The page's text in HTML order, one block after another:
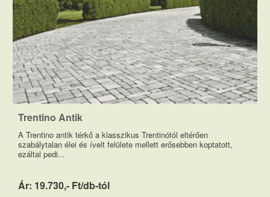
Trentino Antik
A Trentino antik térkő a klasszikus Trentinótól eltérően
szabálytalan élei és ívelt felülete mellett erősebben koptatott,
ezáltal pedi...
Ár: 19.730,- Ft/db-tól